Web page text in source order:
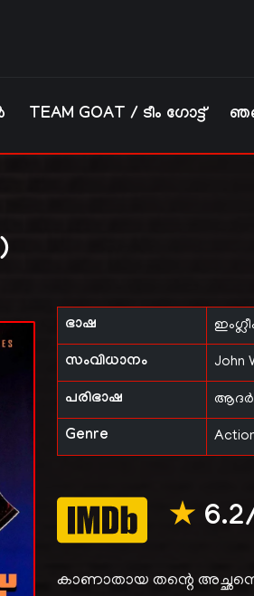
TEAM GOAT / ടീം ഗോട്ട്
ഭാഷ
സംവിധാനം John
പരിഭാഷ
Genre
★
കാണാതായ തന്റെ അച്ഛനെ